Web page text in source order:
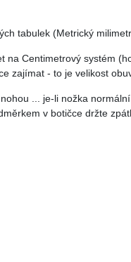
tabulek (Metrický
Centimetrový systém
zajímat - to je velikost
... je-li nožka
v botičce držte